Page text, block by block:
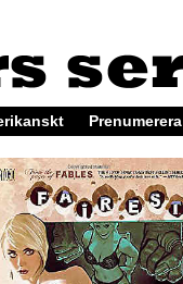
Prenumerera